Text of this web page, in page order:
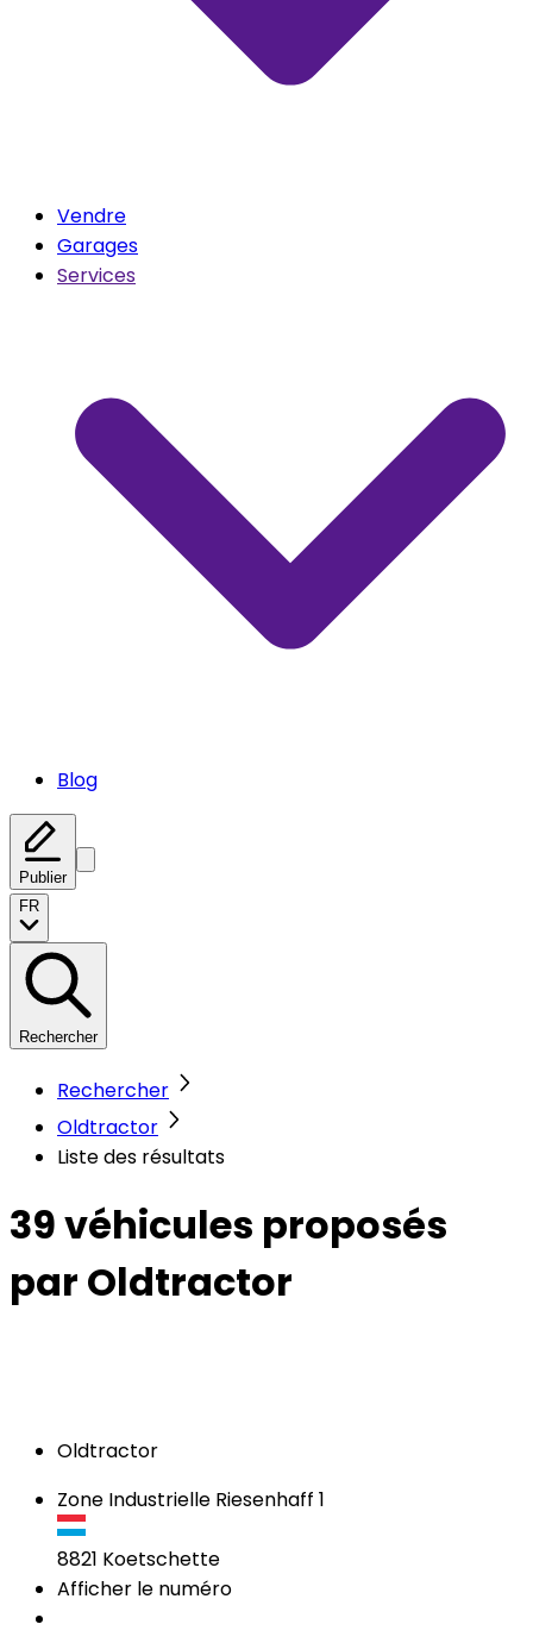
Vendre
Garages
Services
Blog
Publier
FR
Rechercher
Rechercher
Oldtractor
Liste des résultats
39 véhicules proposés
par Oldtractor
Oldtractor
Zone Industrielle Riesenhaff 1
8821 Koetschette
Afficher le numéro